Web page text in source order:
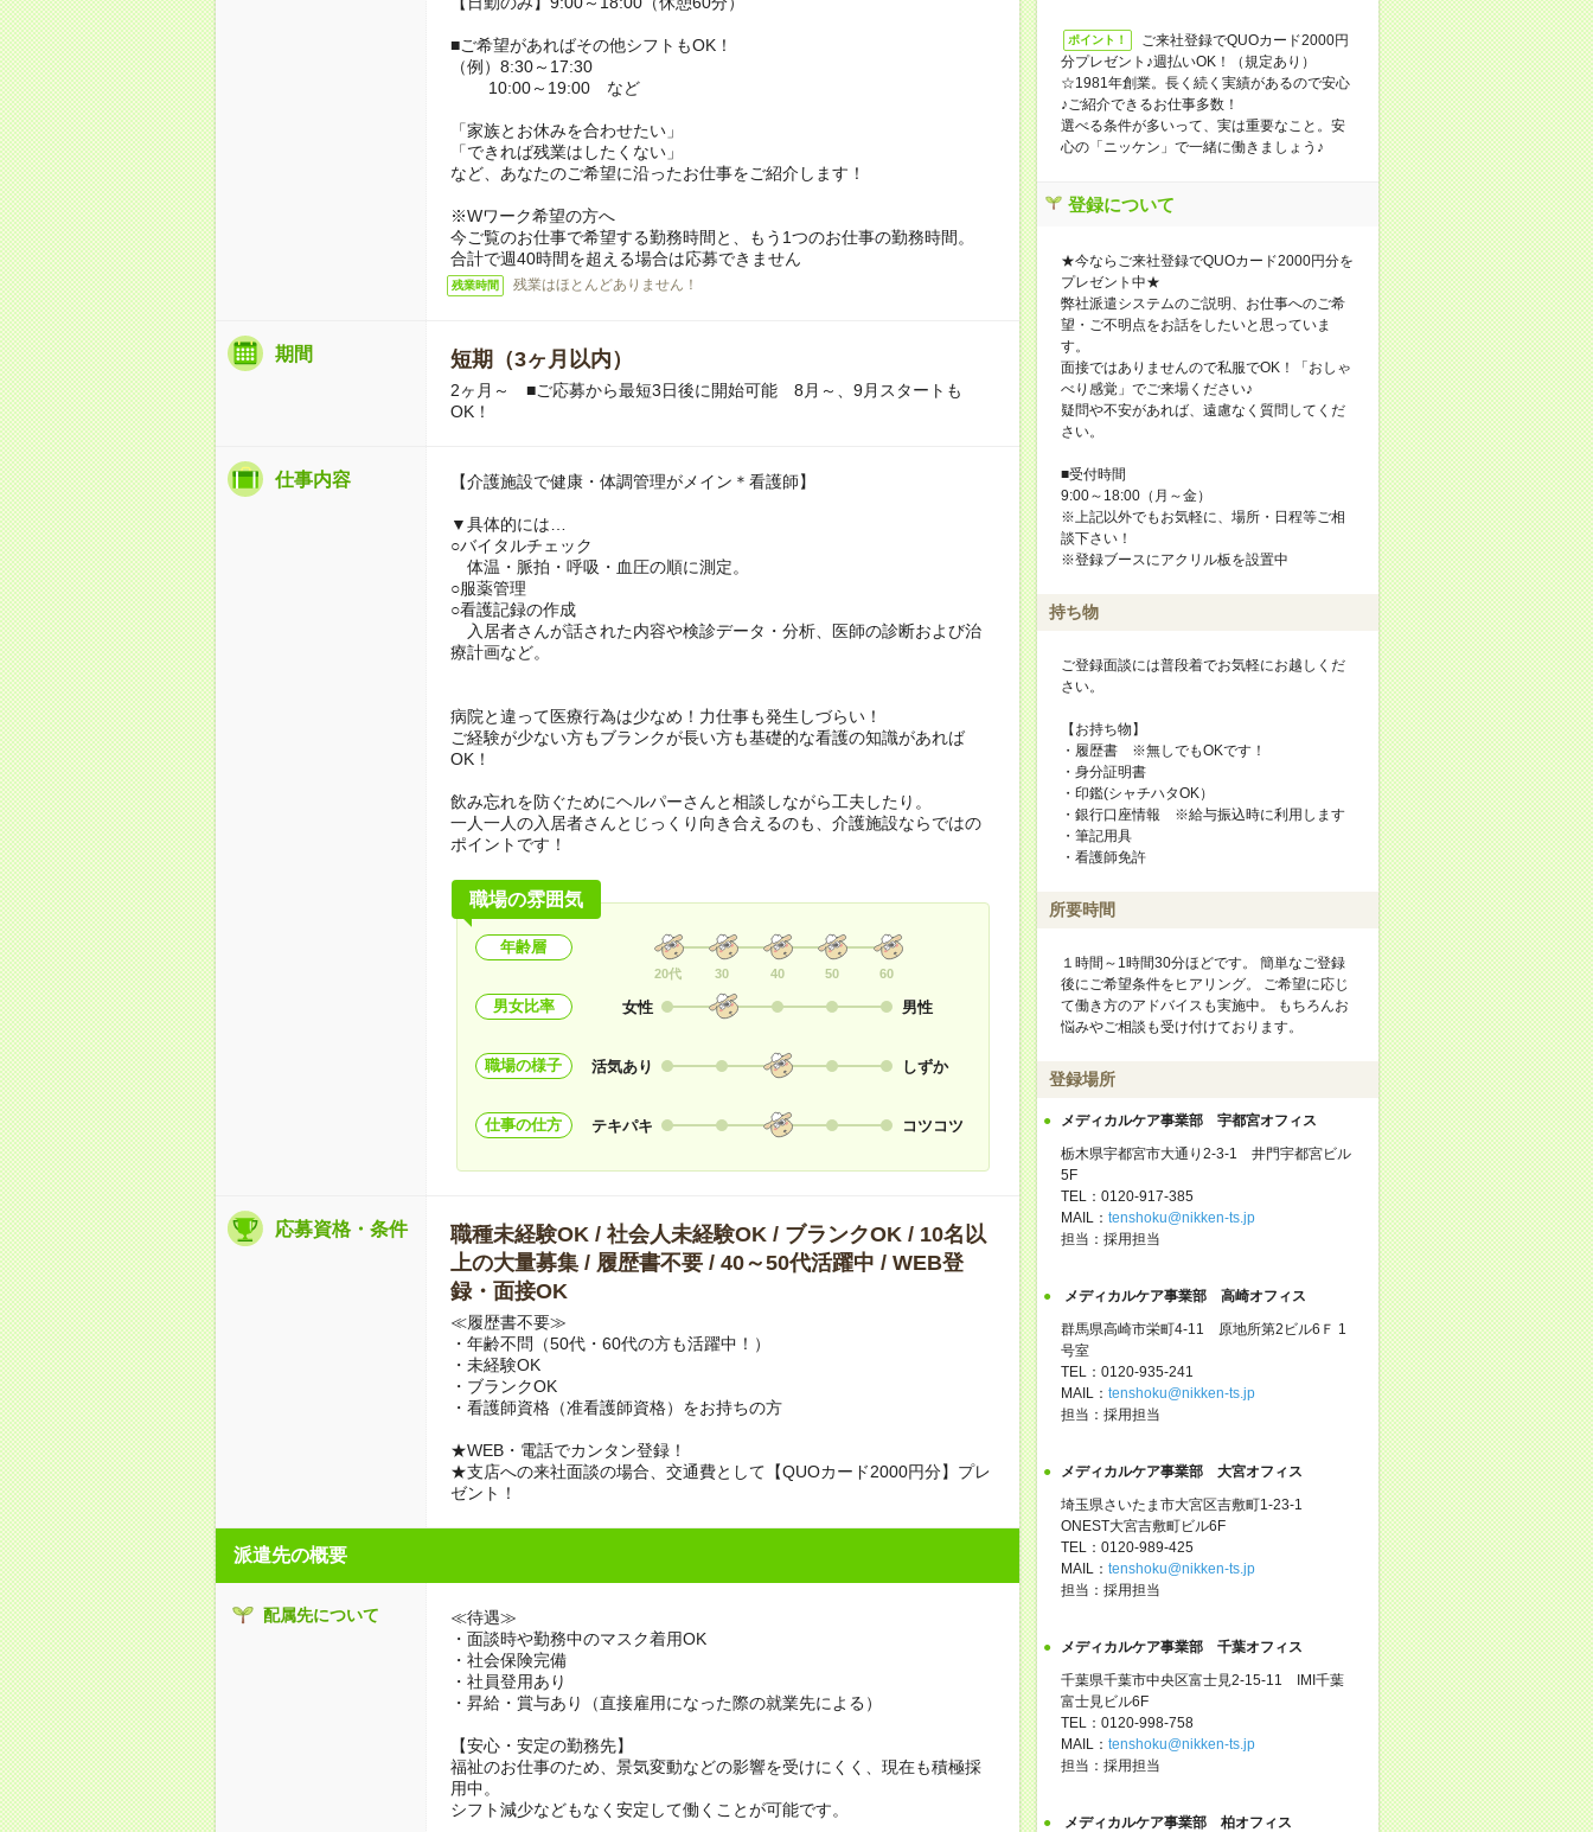
■ご希望があればその他シフトもOK！
（例）8:30～17:30
10:00～19:00 など
「家族とお休みを合わせたい」
「できれば残業はしたくない」
など、あなたのご希望に沿ったお仕事をご紹介します！
※Wワーク希望の方へ
今ご覧のお仕事で希望する勤務時間と、もう1つのお仕事の勤務時間。
合計で週40時間を超える場合は応募できません
残業時間 残業はほとんどありません！
期間 短期（3ヶ月以内）
2ヶ月～ ■ご応募から最短3日後に開始可能 8月～、9月スタートも
OK！
仕事内容 【介護施設で健康・体調管理がメイン＊看護師】
▼具体的には…
○バイタルチェック
体温・脈拍・呼吸・血圧の順に測定。
○服薬管理
○看護記録の作成
入居者さんが話された内容や検診データ・分析、医師の診断および治
療計画など。
病院と違って医療行為は少なめ！力仕事も発生しづらい！
ご経験が少ない方もブランクが長い方も基礎的な看護の知識があれば
OK！
飲み忘れを防ぐためにヘルパーさんと相談しながら工夫したり。
一人一人の入居者さんとじっくり向き合えるのも、介護施設ならではの
ポイントです！
職場の雰囲気
年齢層
20代 30 40 50 60
男女比率 女性 男性
職場の様子 活気あり しずか
仕事の仕方 テキパキ コツコツ
応募資格・条件
職種未経験OK / 社会人未経験OK / ブランクOK / 10名以
上の大量募集 / 履歴書不要 / 40～50代活躍中 / WEB登
録・面接OK
≪履歴書不要≫
・年齢不問（50代・60代の方も活躍中！）
・未経験OK
・ブランクOK
・看護師資格（准看護師資格）をお持ちの方
★WEB・電話でカンタン登録！
★支店への来社面談の場合、交通費として【QUOカード2000円分】プレ
ゼント！
派遣先の概要
配属先について
≪待遇≫
・面談時や勤務中のマスク着用OK
・社会保険完備
・社員登用あり
・昇給・賞与あり（直接雇用になった際の就業先による）
【安心・安定の勤務先】
福祉のお仕事のため、景気変動などの影響を受けにくく、現在も積極採
用中。
シフト減少などもなく安定して働くことが可能です。
ポイント！
ご来社登録でQUOカード2000円
分プレゼント♪週払いOK！（規定あり）
☆1981年創業。長く続く実績があるので安心
♪ご紹介できるお仕事多数！
選べる条件が多いって、実は重要なこと。安
心の「ニッケン」で一緒に働きましょう♪
登録について
★今ならご来社登録でQUOカード2000円分を
プレゼント中★
弊社派遣システムのご説明、お仕事へのご希
望・ご不明点をお話をしたいと思っていま
す。
面接ではありませんので私服でOK！「おしゃ
べり感覚」でご来場ください♪
疑問や不安があれば、遠慮なく質問してくだ
さい。
■受付時間
9:00～18:00（月～金）
※上記以外でもお気軽に、場所・日程等ご相
談下さい！
※登録ブースにアクリル板を設置中
持ち物
ご登録面談には普段着でお気軽にお越しくだ
さい。
【お持ち物】
・履歴書 ※無しでもOKです！
・身分証明書
・印鑑(シャチハタOK）
・銀行口座情報 ※給与振込時に利用します
・筆記用具
・看護師免許
所要時間
１時間～1時間30分ほどです。 簡単なご登録
後にご希望条件をヒアリング。 ご希望に応じ
て働き方のアドバイスも実施中。 もちろんお
悩みやご相談も受け付けております。
登録場所
メディカルケア事業部 宇都宮オフィス
栃木県宇都宮市大通り2-3-1 井門宇都宮ビル
5F
TEL：0120-917-385
MAIL： tenshoku@nikken-ts.jp
担当：採用担当
メディカルケア事業部 高崎オフィス
群馬県高崎市栄町4-11 原地所第2ビル6Ｆ 1
号室
TEL：0120-935-241
MAIL： tenshoku@nikken-ts.jp
担当：採用担当
メディカルケア事業部 大宮オフィス
埼玉県さいたま市大宮区吉敷町1-23-1
ONEST大宮吉敷町ビル6F
TEL：0120-989-425
MAIL： tenshoku@nikken-ts.jp
担当：採用担当
メディカルケア事業部 千葉オフィス
千葉県千葉市中央区富士見2-15-11 IMI千葉
富士見ビル6F
TEL：0120-998-758
MAIL： tenshoku@nikken-ts.jp
担当：採用担当
メディカルケア事業部 柏オフィス